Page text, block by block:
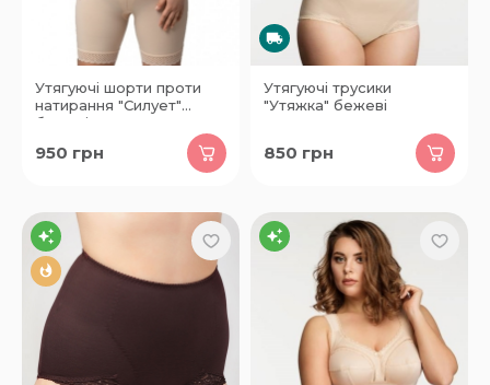
Утягуючі шорти проти
натирання "Силует"
бежеві
950 грн
Утягуючі трусики
"Утяжка" бежеві
850 грн